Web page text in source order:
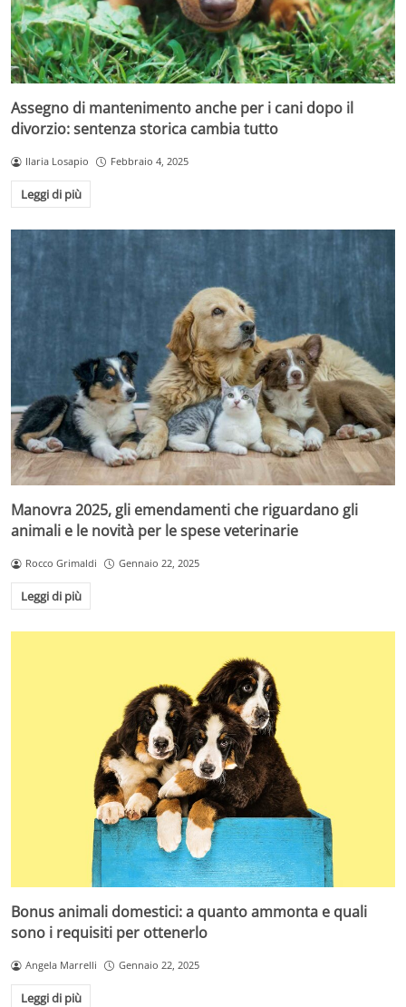
Assegno di mantenimento anche per i cani dopo il
divorzio: sentenza storica cambia tutto
Ilaria Losapio Febbraio 4, 2025
Leggi di più
Manovra 2025, gli emendamenti che riguardano gli
animali e le novità per le spese veterinarie
Rocco Grimaldi Gennaio 22, 2025
Leggi di più
Bonus animali domestici: a quanto ammonta e quali
sono i requisiti per ottenerlo
Angela Marrelli Gennaio 22, 2025
Leggi di più